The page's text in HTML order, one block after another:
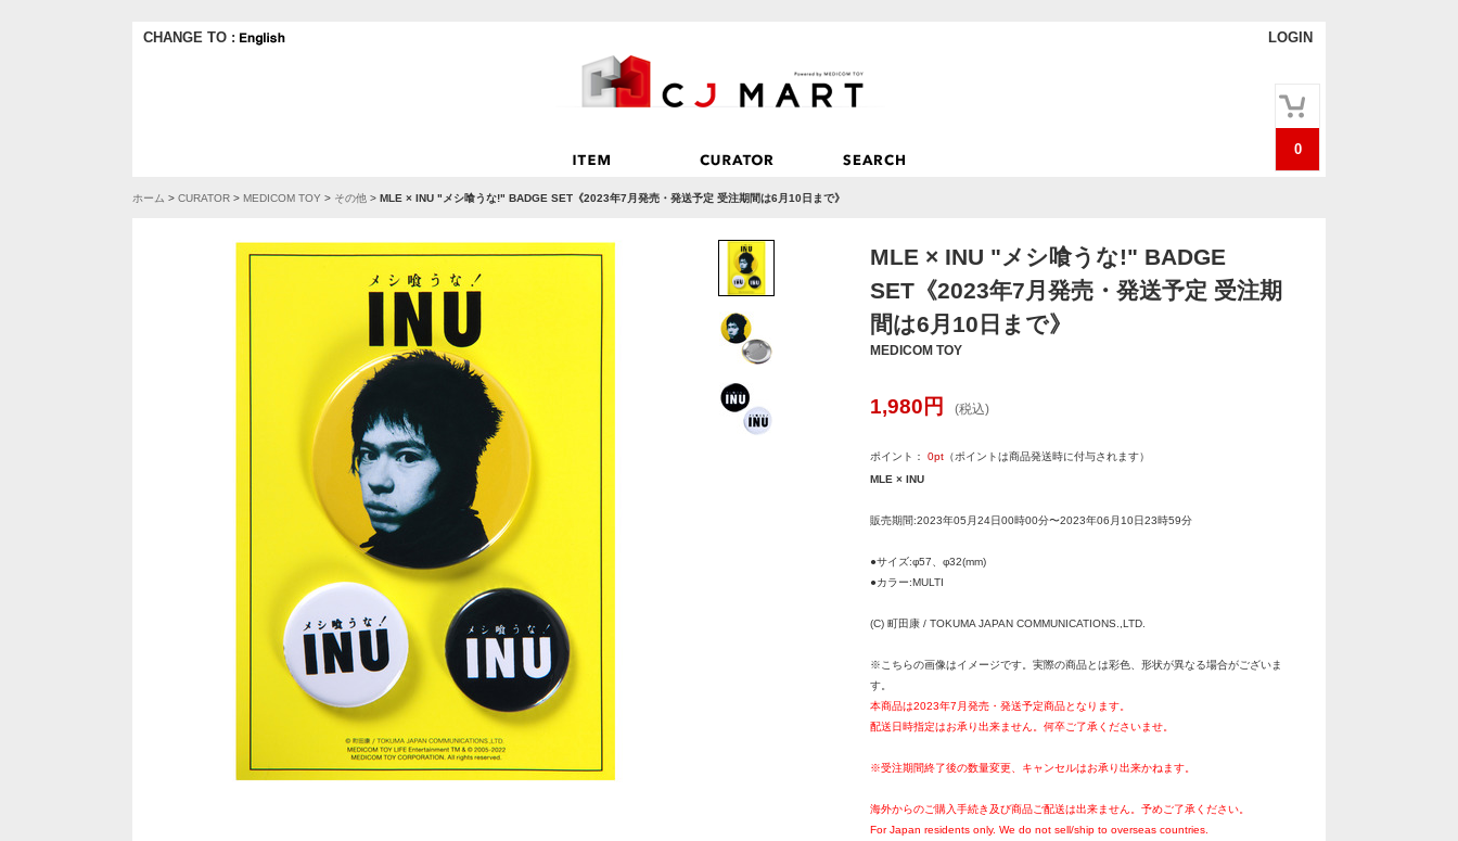
CHANGE TO : LOGIN
0
ホーム > CURATOR > MEDICOM TOY > その他 > MLE × INU "メシ喰うな!" BADGE SET《2023年7月発売・発送予定 受注期間は6月10日まで》
MLE × INU "メシ喰うな!" BADGE
SET《2023年7月発売・発送予定 受注期
間は6月10日まで》
MEDICOM TOY
1,980 円 (税込)
ポイント： 0pt （ポイントは商品発送時に付与されます）
MLE × INU
販売期間:2023年05月24日00時00分〜2023年06月10日23時59分
●サイズ:φ57、φ32(mm)
●カラー:MULTI
(C) 町田康 / TOKUMA JAPAN COMMUNICATIONS.,LTD.
※こちらの画像はイメージです。実際の商品とは彩色、形状が異なる場合がございま
す。
本商品は2023年7月発売・発送予定商品となります。
配送日時指定はお承り出来ません。何卒ご了承くださいませ。
※受注期間終了後の数量変更、キャンセルはお承り出来かねます。
海外からのご購入手続き及び商品ご配送は出来ません。予めご了承ください。
For Japan residents only. We do not sell/ship to overseas countries.